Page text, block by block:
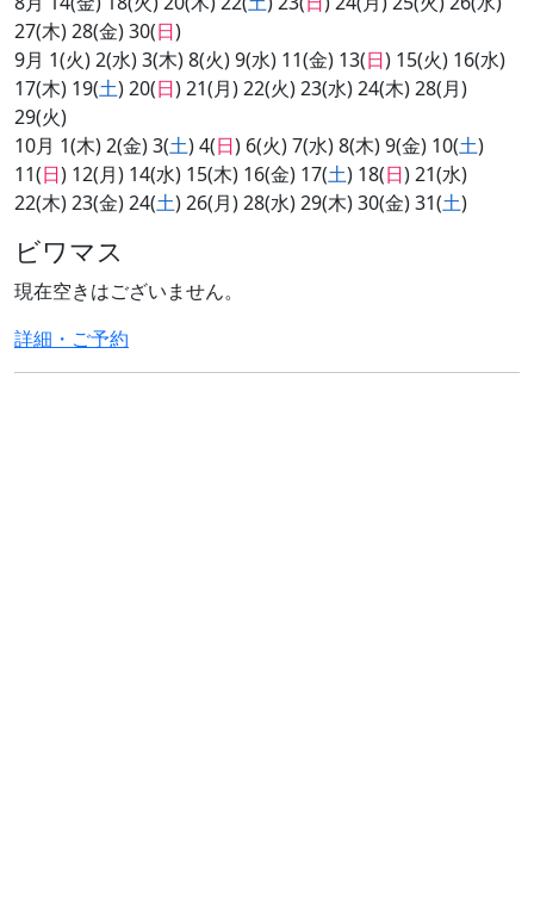
27(木) 28(金) 30(日)
9月 1(火) 2(水) 3(木) 8(火) 9(水) 11(金) 13(日) 15(火) 16(水)
17(木) 19(土) 20(日) 21(月) 22(火) 23(水) 24(木) 28(月)
29(火)
10月 1(木) 2(金) 3(土) 4(日) 6(火) 7(水) 8(木) 9(金) 10(土)
11(日) 12(月) 14(水) 15(木) 16(金) 17(土) 18(日) 21(水)
22(木) 23(金) 24(土) 26(月) 28(水) 29(木) 30(金) 31(土)
ビワマス
現在空きはございません。
詳細・ご予約